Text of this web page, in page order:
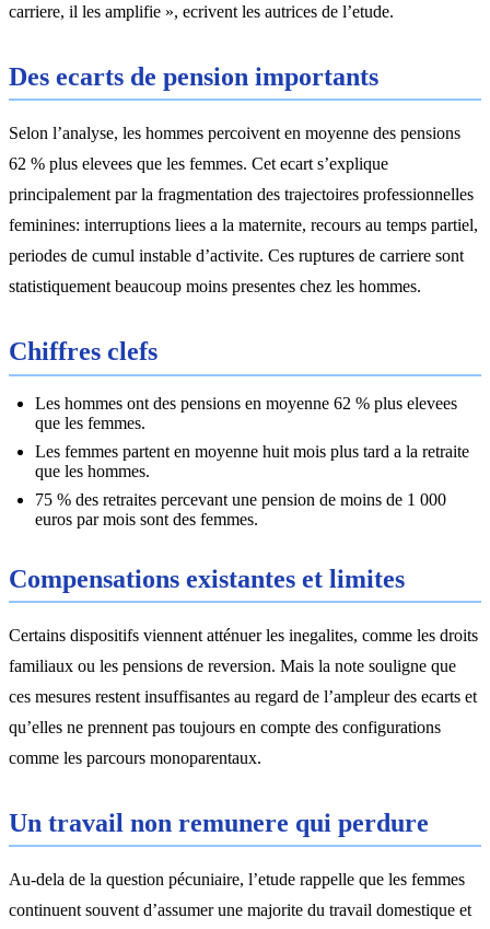
carriere, il les amplifie », ecrivent les autrices de l’etude.
Des ecarts de pension importants
Selon l’analyse, les hommes percoivent en moyenne des pensions
62 % plus elevees que les femmes. Cet ecart s’explique
principalement par la fragmentation des trajectoires professionnelles
feminines: interruptions liees a la maternite, recours au temps partiel,
periodes de cumul instable d’activite. Ces ruptures de carriere sont
statistiquement beaucoup moins presentes chez les hommes.
Chiffres clefs
Les hommes ont des pensions en moyenne 62 % plus elevees
que les femmes.
Les femmes partent en moyenne huit mois plus tard a la retraite
que les hommes.
75 % des retraites percevant une pension de moins de 1 000
euros par mois sont des femmes.
Compensations existantes et limites
Certains dispositifs viennent atténuer les inegalites, comme les droits
familiaux ou les pensions de reversion. Mais la note souligne que
ces mesures restent insuffisantes au regard de l’ampleur des ecarts et
qu’elles ne prennent pas toujours en compte des configurations
comme les parcours monoparentaux.
Un travail non remunere qui perdure
Au-dela de la question pécuniaire, l’etude rappelle que les femmes
continuent souvent d’assumer une majorite du travail domestique et